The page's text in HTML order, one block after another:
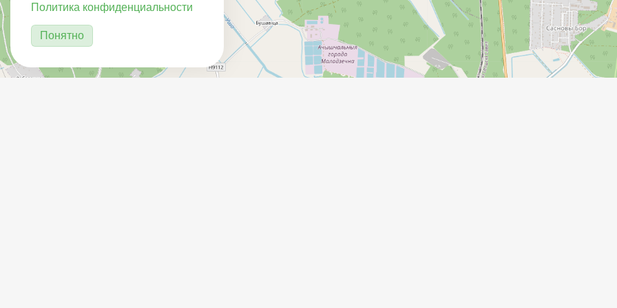
Политика конфиденциальности
Понятно